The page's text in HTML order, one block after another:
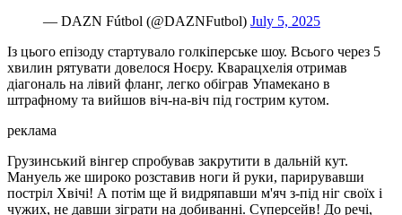
— DAZN Fútbol (@DAZNFutbol) July 5, 2025
Із цього епізоду стартувало голкіперське шоу. Всього через 5
хвилин рятувати довелося Ноєру. Кварацхелія отримав
діагональ на лівий фланг, легко обіграв Упамекано в
штрафному та вийшов віч-на-віч під гострим кутом.
реклама
Грузинський вінгер спробував закрутити в дальній кут.
Мануель же широко розставив ноги й руки, парирувавши
постріл Хвічі! А потім ще й видряпавши м'яч з-під ніг своїх і
чужих, не давши зіграти на добиванні. Суперсейв! До речі,